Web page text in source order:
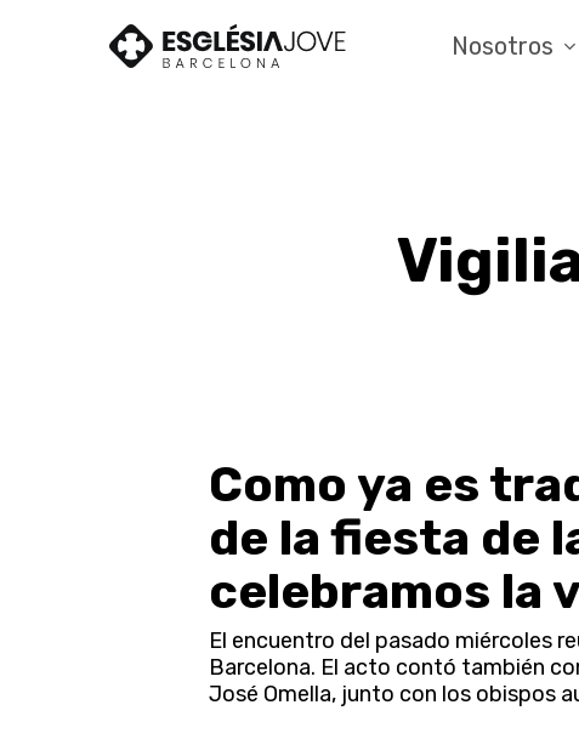
Nosotros
Como ya es
de la fiesta de
celebramos la
El encuentro del pasado miércoles
Barcelona. El acto contó también
José Omella, junto con los obispos